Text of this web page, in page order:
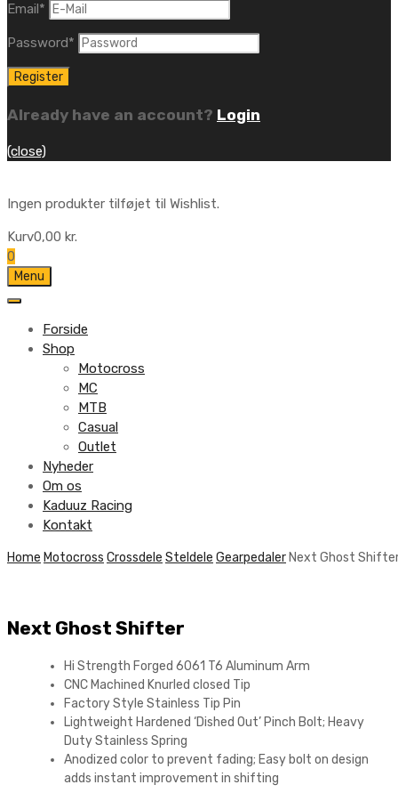
Email*
Password*
Already have an account? Login
(close)
Ingen produkter tilføjet til Wishlist.
Kurv0,00 kr.
0
Menu
Forside
Shop
Motocross
MC
MTB
Casual
Outlet
Nyheder
Om os
Kaduuz Racing
Kontakt
Skip
Home Motocross Crossdele Steldele Gearpedaler Next Ghost
Next Ghost Shifter
Hi Strength Forged 6061 T6 Aluminum Arm
CNC Machined Knurled closed Tip
Factory Style Stainless Tip Pin
Lightweight Hardened ‘Dished Out’ Pinch Bolt; Heavy
Duty Stainless Spring
Anodized color to prevent fading; Easy bolt on design
adds instant improvement in shifting